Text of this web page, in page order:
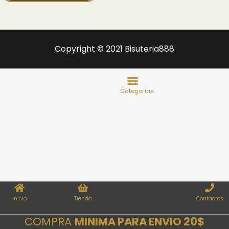
Copyright © 2021 Bisuteria888
Inicio Tienda Contactos
COMPRA MINIMA PARA ENVIO 20$